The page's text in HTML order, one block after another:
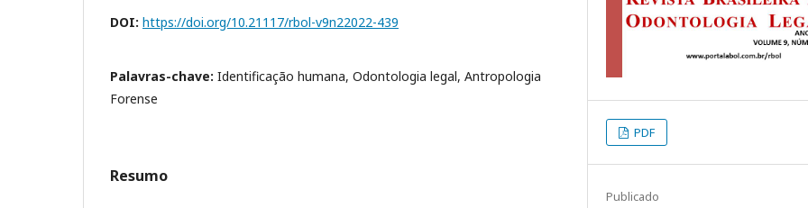
DOI: https://doi.org/10.21117/rbol-v9n22022-439
Palavras-chave: Identificação humana, Odontologia legal, Antropologia
Forense
Resumo
PDF
Publicado